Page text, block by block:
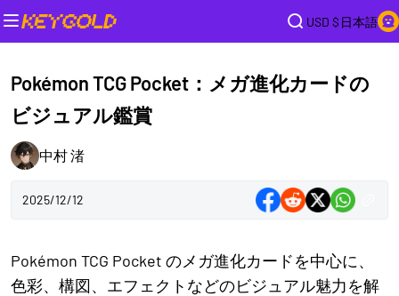
USD $ 日本語
Pokémon TCG Pocket：メガ進化カードの
ビジュアル鑑賞
中村 渚
2025/12/12
Pokémon TCG Pocket のメガ進化カードを中心に、
色彩、構図、エフェクトなどのビジュアル魅力を解